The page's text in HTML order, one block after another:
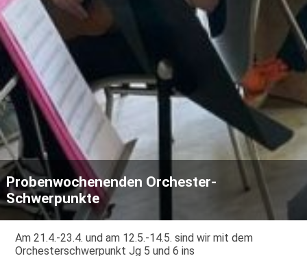
Probenwochenenden Orchester-
Schwerpunkte
Am 21.4.-23.4. und am 12.5.-14.5. sind wir mit dem
Orchesterschwerpunkt Jg 5 und 6 ins